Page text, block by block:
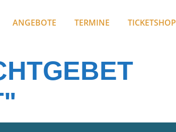
ANGEBOTE TERMINE TICKETSHOP